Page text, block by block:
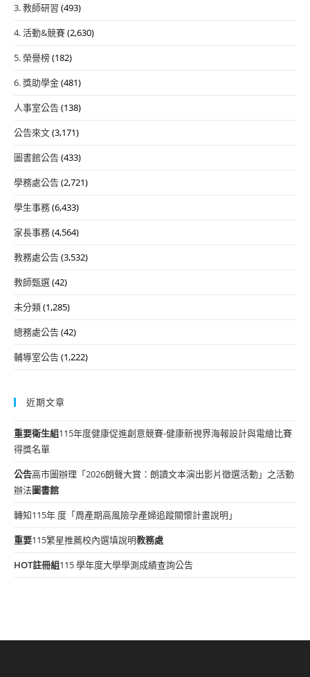
3. 教師研習 (493)
4. 活動&競賽(2,630)
5. 榮譽榜(182)
6. 獎助學金(481)
人事室公告(138)
公告來文(3,171)
圖書館公告(433)
學務處公告(2,721)
學生事務(6,433)
家長事務(4,564)
教務處公告(3,532)
教師甄選(42)
未分類(1,285)
總務處公告(42)
輔導室公告(1,222)
近期文章
重要衛生組115年度健康促進創意競賽-健康新視界海報設計與電繪比賽
得獎名單
公告高市圖辦理「2026朗聲大賞：朗讀文本演出影片徵選活動」之活動
辦法圖書館
轉知115年 度「周產期高風險孕產婦追蹤關懷計畫說明」
重要115繁星推薦校內選填說明教務處
HOT註冊組115 學年度大學學測成績查詢公告